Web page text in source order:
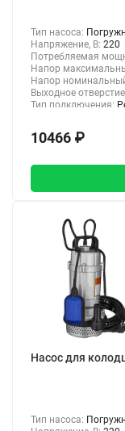
Тип насоса:
Напряжение, В: 220
Потребляемая
Напор
Напор
Выходное
Тип подключения:
10466 ₽
Насос для
Тип насоса: